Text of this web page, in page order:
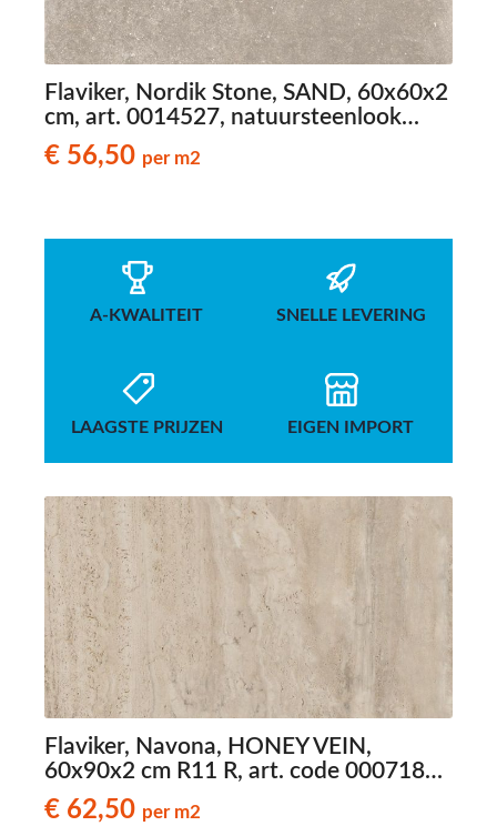
Flaviker, Nordik Stone, SAND, 60x60x2
cm, art. 0014527, natuursteenlook
terrastegels
€ 56,50 per m2
A-KWALITEIT SNELLE LEVERING
LAAGSTE PRIJZEN EIGEN IMPORT
Flaviker, Navona, HONEY VEIN,
60x90x2 cm R11 R, art. code 0007180,
travertinlook terrastegels
€ 62,50 per m2